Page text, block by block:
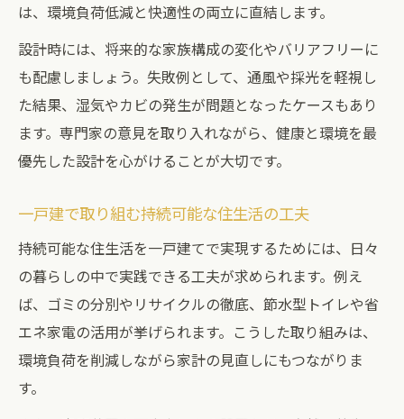
は、環境負荷低減と快適性の両立に直結します。
設計時には、将来的な家族構成の変化やバリアフリーに
も配慮しましょう。失敗例として、通風や採光を軽視し
た結果、湿気やカビの発生が問題となったケースもあり
ます。専門家の意見を取り入れながら、健康と環境を最
優先した設計を心がけることが大切です。
一戸建で取り組む持続可能な住生活の工夫
持続可能な住生活を一戸建てで実現するためには、日々
の暮らしの中で実践できる工夫が求められます。例え
ば、ゴミの分別やリサイクルの徹底、節水型トイレや省
エネ家電の活用が挙げられます。こうした取り組みは、
環境負荷を削減しながら家計の見直しにもつながりま
す。